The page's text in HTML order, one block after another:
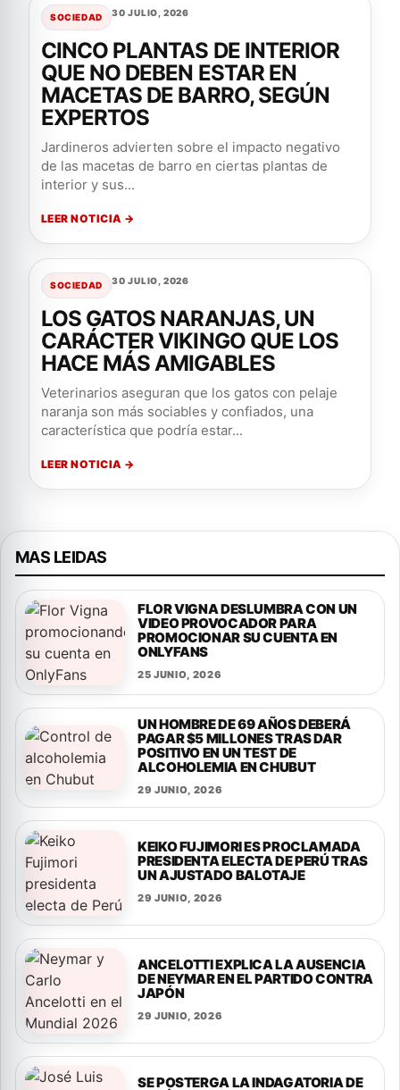
SOCIEDAD 30 JULIO, 2026
CINCO PLANTAS DE INTERIOR
QUE NO DEBEN ESTAR EN
MACETAS DE BARRO, SEGÚN
EXPERTOS
Jardineros advierten sobre el impacto negativo
de las macetas de barro en ciertas plantas de
interior y sus...
LEER NOTICIA →
SOCIEDAD 30 JULIO, 2026
LOS GATOS NARANJAS, UN
CARÁCTER VIKINGO QUE LOS
HACE MÁS AMIGABLES
Veterinarios aseguran que los gatos con pelaje
naranja son más sociables y confiados, una
característica que podría estar...
LEER NOTICIA →
MAS LEIDAS
FLOR VIGNA DESLUMBRA CON UN
VIDEO PROVOCADOR PARA
PROMOCIONAR SU CUENTA EN
ONLYFANS
25 JUNIO, 2026
UN HOMBRE DE 69 AÑOS DEBERÁ
PAGAR $5 MILLONES TRAS DAR
POSITIVO EN UN TEST DE
ALCOHOLEMIA EN CHUBUT
29 JUNIO, 2026
KEIKO FUJIMORI ES PROCLAMADA
PRESIDENTA ELECTA DE PERÚ TRAS
UN AJUSTADO BALOTAJE
29 JUNIO, 2026
ANCELOTTI EXPLICA LA AUSENCIA
DE NEYMAR EN EL PARTIDO CONTRA
JAPÓN
29 JUNIO, 2026
SE POSTERGA LA INDAGATORIA DE